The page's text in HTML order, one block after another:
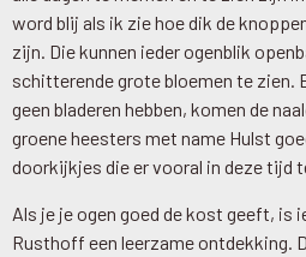
word blij als ik zie hoe dik de
zijn. Die kunnen ieder ogenblik
schitterende grote bloemen te zien.
geen bladeren hebben, komen de
groene heesters met name Hulst
doorkijkjes die er vooral in deze tijd
Als je je ogen goed de kost geeft, is
Rusthoff een leerzame ontdekking.